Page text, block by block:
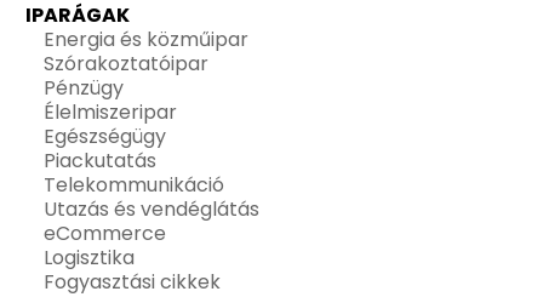
IPARÁGAK
Energia és közműipar
Szórakoztatóipar
Pénzügy
Élelmiszeripar
Egészségügy
Piackutatás
Telekommunikáció
Utazás és vendéglátás
eCommerce
Logisztika
Fogyasztási cikkek